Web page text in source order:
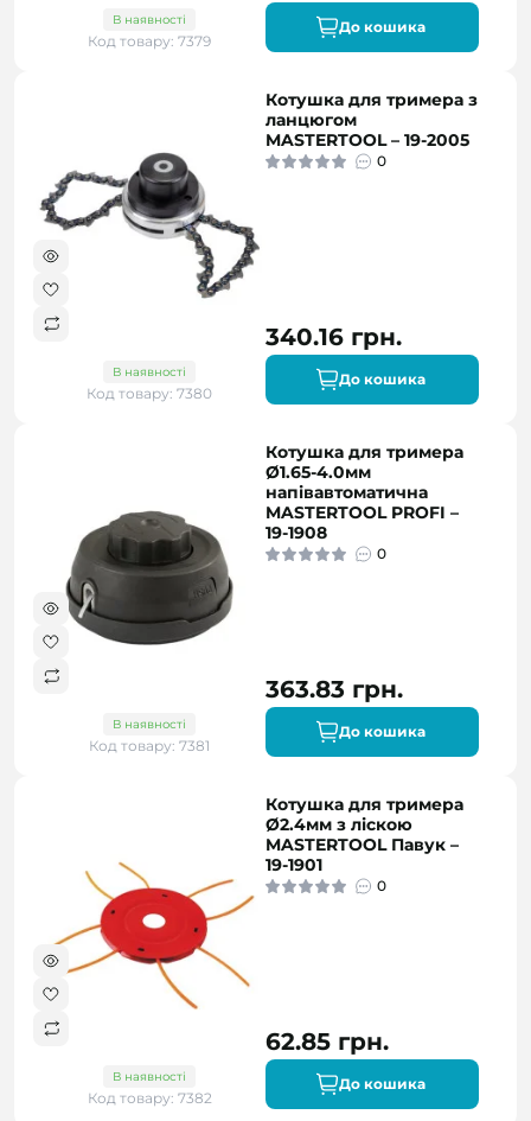
В наявності
Код товару: 7379
До кошика
В наявності
Код товару: 7380
Котушка для тримера з
ланцюгом
MASTERTOOL – 19-2005
0
340.16 грн.
До кошика
В наявності
Код товару: 7381
Котушка для тримера
Ø1.65-4.0мм
напівавтоматична
MASTERTOOL PROFI –
19-1908
0
363.83 грн.
До кошика
В наявності
Код товару: 7382
Котушка для тримера
Ø2.4мм з ліскою
MASTERTOOL Павук –
19-1901
0
62.85 грн.
До кошика